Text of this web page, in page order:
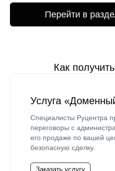
Перейти в
Как
Услуга
Специалисты Руцентра
переговоры с
его продаже по вашей
безопасную сделку.
Заказать услугу